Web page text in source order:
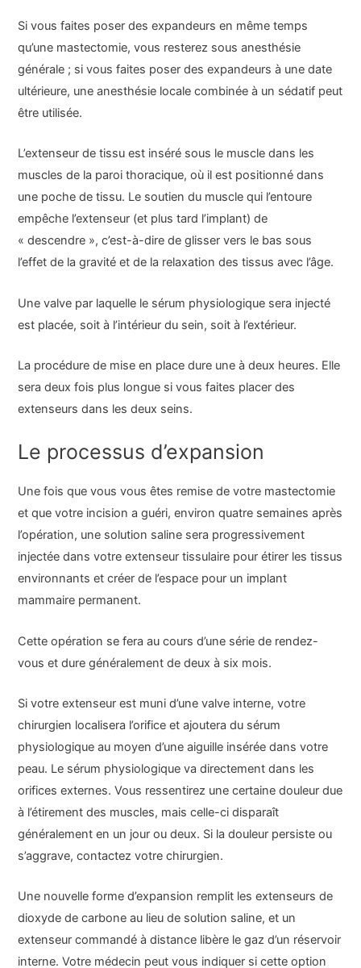
Si vous faites poser des expandeurs en même temps
qu’une mastectomie, vous resterez sous anesthésie
générale ; si vous faites poser des expandeurs à une date
ultérieure, une anesthésie locale combinée à un sédatif peut
être utilisée.
L’extenseur de tissu est inséré sous le muscle dans les
muscles de la paroi thoracique, où il est positionné dans
une poche de tissu. Le soutien du muscle qui l’entoure
empêche l’extenseur (et plus tard l’implant) de
« descendre », c’est-à-dire de glisser vers le bas sous
l’effet de la gravité et de la relaxation des tissus avec l’âge.
Une valve par laquelle le sérum physiologique sera injecté
est placée, soit à l’intérieur du sein, soit à l’extérieur.
La procédure de mise en place dure une à deux heures. Elle
sera deux fois plus longue si vous faites placer des
extenseurs dans les deux seins.
Le processus d’expansion
Une fois que vous vous êtes remise de votre mastectomie
et que votre incision a guéri, environ quatre semaines après
l’opération, une solution saline sera progressivement
injectée dans votre extenseur tissulaire pour étirer les tissus
environnants et créer de l’espace pour un implant
mammaire permanent.
Cette opération se fera au cours d’une série de rendez-
vous et dure généralement de deux à six mois.
Si votre extenseur est muni d’une valve interne, votre
chirurgien localisera l’orifice et ajoutera du sérum
physiologique au moyen d’une aiguille insérée dans votre
peau. Le sérum physiologique va directement dans les
orifices externes. Vous ressentirez une certaine douleur due
à l’étirement des muscles, mais celle-ci disparaît
généralement en un jour ou deux. Si la douleur persiste ou
s’aggrave, contactez votre chirurgien.
Une nouvelle forme d’expansion remplit les extenseurs de
dioxyde de carbone au lieu de solution saline, et un
extenseur commandé à distance libère le gaz d’un réservoir
interne. Votre médecin peut vous indiquer si cette option